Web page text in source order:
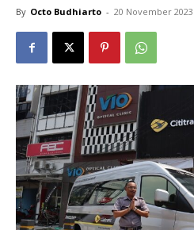
By Octo Budhiarto - 20 November 2023